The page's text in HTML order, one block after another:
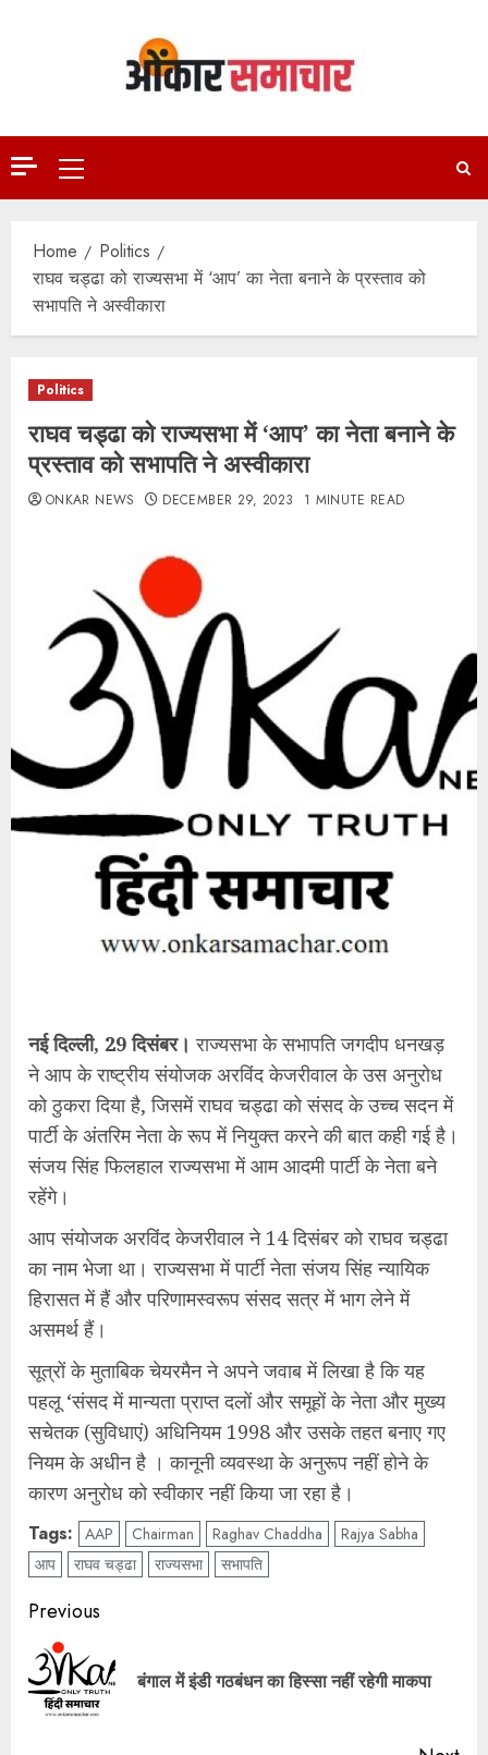
Primary
Menu
Home
Politics
राघव चड्ढा को राज्यसभा में ‘आप’ का नेता बनाने के प्रस्ताव को
सभापति ने अस्वीकारा
Politics
राघव चड्ढा को राज्यसभा में ‘आप’ का नेता बनाने के
प्रस्ताव को सभापति ने अस्वीकारा
ONKAR NEWS DECEMBER 29, 2023 1 MINUTE READ
नई दिल्ली, 29 दिसंबर। राज्यसभा के सभापति जगदीप धनखड़
ने आप के राष्ट्रीय संयोजक अरविंद केजरीवाल के उस अनुरोध
को ठुकरा दिया है, जिसमें राघव चड्ढा को संसद के उच्च सदन में
पार्टी के अंतरिम नेता के रूप में नियुक्त करने की बात कही गई है।
संजय सिंह फिलहाल राज्यसभा में आम आदमी पार्टी के नेता बने
रहेंगे।
आप संयोजक अरविंद केजरीवाल ने 14 दिसंबर को राघव चड्ढा
का नाम भेजा था। राज्यसभा में पार्टी नेता संजय सिंह न्यायिक
हिरासत में हैं और परिणामस्वरूप संसद सत्र में भाग लेने में
असमर्थ हैं।
सूत्रों के मुताबिक चेयरमैन ने अपने जवाब में लिखा है कि यह
पहलू ‘संसद में मान्यता प्राप्त दलों और समूहों के नेता और मुख्य
सचेतक (सुविधाएं) अधिनियम 1998 और उसके तहत बनाए गए
नियम के अधीन है । कानूनी व्यवस्था के अनुरूप नहीं होने के
कारण अनुरोध को स्वीकार नहीं किया जा रहा है।
Tags: AAP Chairman Raghav Chaddha
Rajya Sabha
आप
राघव चड्ढा राज्यसभा सभापति
Post
navigation
Previous
बंगाल में इंडी गठबंधन का हिस्सा नहीं रहेगी माकपा